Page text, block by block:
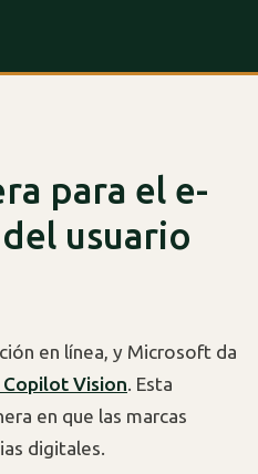
para el e-
usuario
en línea, y Microsoft da
Copilot Vision . Esta
en que las marcas
digitales.